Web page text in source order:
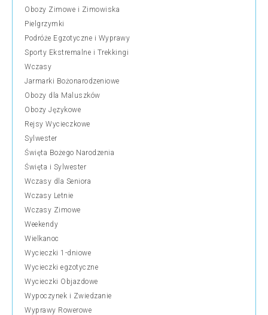
Obozy Zimowe i Zimowiska
Pielgrzymki
Podróże Egzotyczne i Wyprawy
Sporty Ekstremalne i Trekkingi
Wczasy
Jarmarki Bożonarodzeniowe
Obozy dla Maluszków
Obozy Językowe
Rejsy Wycieczkowe
Sylwester
Święta Bożego Narodzenia
Święta i Sylwester
Wczasy dla Seniora
Wczasy Letnie
Wczasy Zimowe
Weekendy
Wielkanoc
Wycieczki 1-dniowe
Wycieczki egzotyczne
Wycieczki Objazdowe
Wypoczynek i Zwiedzanie
Wyprawy Rowerowe